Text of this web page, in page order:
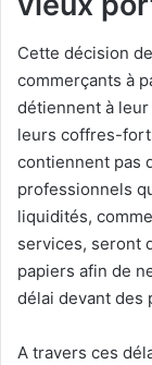
Cette décision
commerçants à
détiennent à
leurs coffres-
contiennent pas
professionnels
liquidités,
services, seront
papiers afin de
délai devant des
A travers ces